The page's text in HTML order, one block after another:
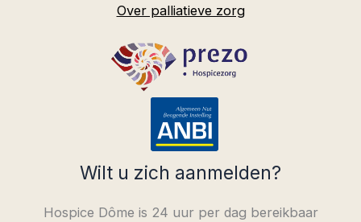
Over palliatieve zorg
Wilt u zich aanmelden?
Hospice Dôme is 24 uur per dag bereikbaar